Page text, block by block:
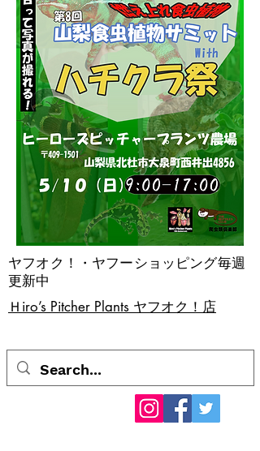
​Ｈiro’s Pitcher Plants ヤフオク！店
ヤフオク！・ヤフーショッピング毎週
更新中